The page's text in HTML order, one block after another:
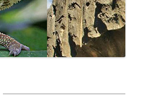
BINNENFLÜGE
ANTANANARIVO –
JULI : KLIMA UND WETTER IN
MADAGASKAR
MADAGASKARTAG 2023
MADAGASKARTAG 2022
REISEGARANTIE
IN MADAGASKAR